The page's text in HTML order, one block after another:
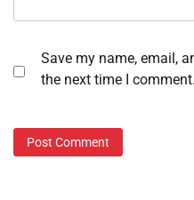
Save my name, email,
the next time I comment.